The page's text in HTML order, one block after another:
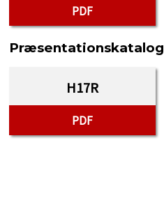
PDF
Præsentationskatalog
H17R
PDF